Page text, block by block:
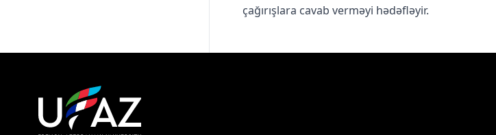
çağırışlara cavab verməyi hədəfləyir.